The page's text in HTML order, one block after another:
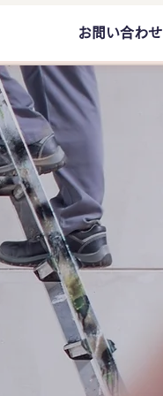
お問い合わせ